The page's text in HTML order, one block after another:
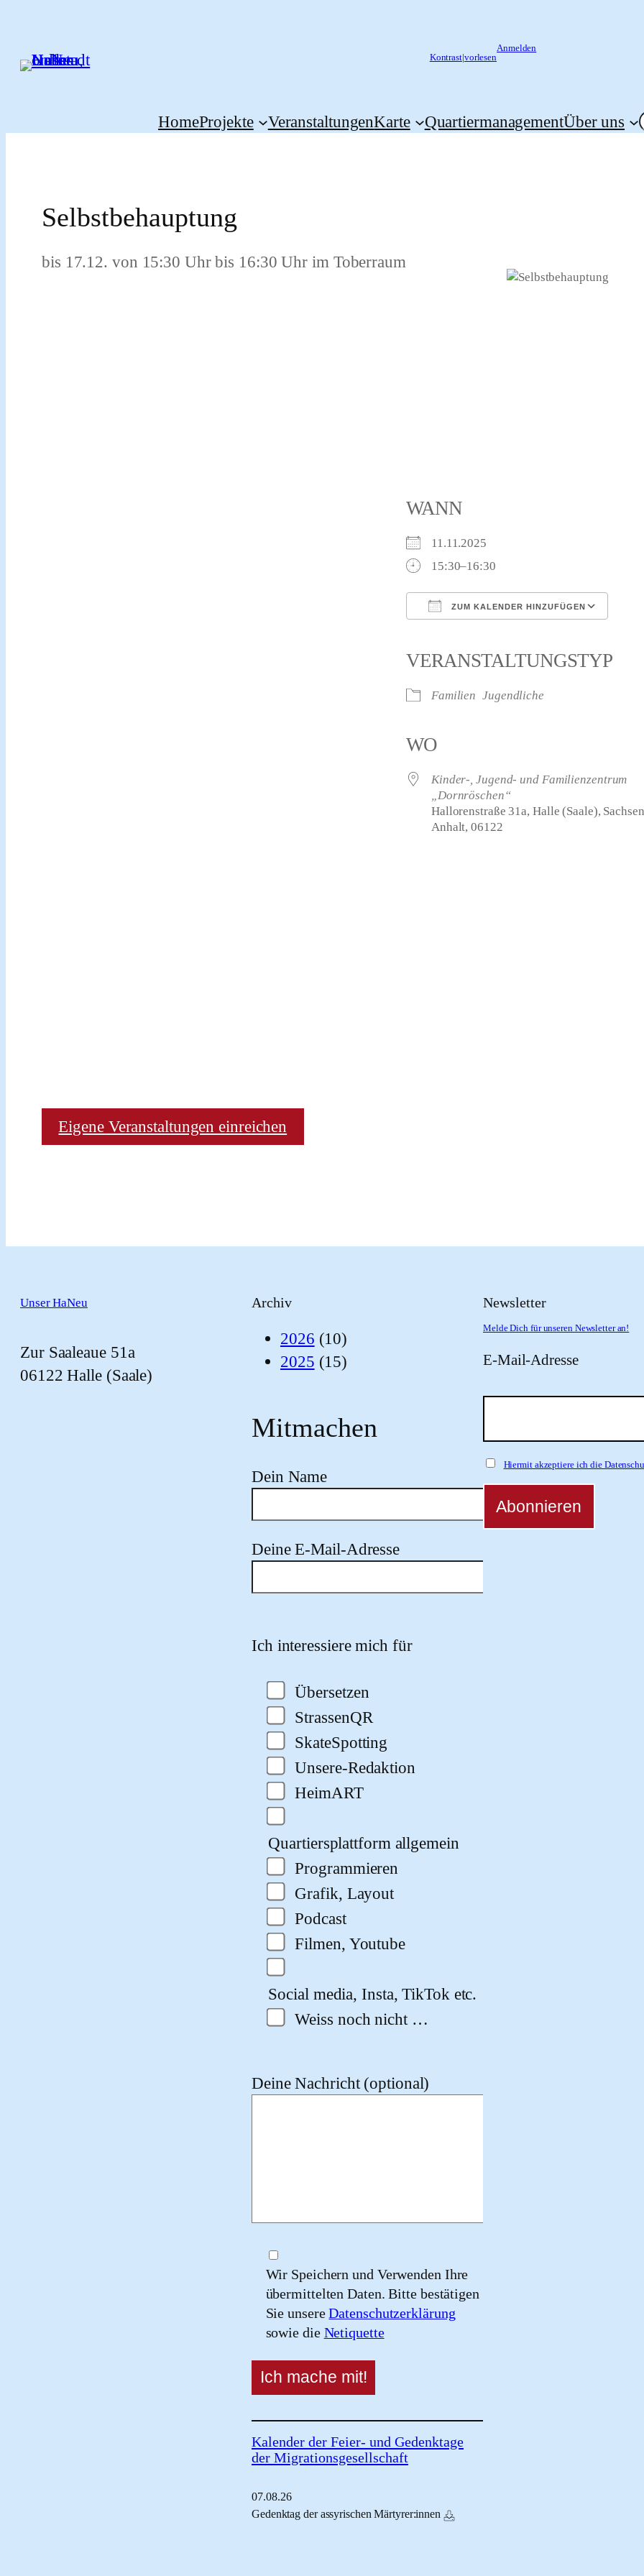
springen
Kontrast| vorlesen
Anmelden
HomeProjekte VeranstaltungenKarte QuartiermanagementÜber uns
Selbstbehauptung
bis 17.12. von 15:30 Uhr bis 16:30 Uhr im Toberraum
WANN
11.11.2025
15:30–16:30
ZUM KALENDER HINZUFÜGEN
VERANSTALTUNGSTYP
Familien Jugendliche
WO
Kinder-, Jugend- und Familienzentrum
„Dornröschen“
Hallorenstraße 31a, Halle (Saale),
Anhalt, 06122
Eigene Veranstaltungen einreichen
Unser HaNeu
Zur Saaleaue 51a
06122 Halle (Saale)
Archiv
2026 (10)
2025 (15)
Mitmachen
Dein Name
Deine E-Mail-Adresse
Ich interessiere mich für
Übersetzen
StrassenQR
SkateSpotting
Unsere-Redaktion
HeimART
Quartiersplattform allgemein
Programmieren
Grafik, Layout
Podcast
Filmen, Youtube
Social media, Insta, TikTok etc.
Weiss noch nicht …
Deine Nachricht (optional)
Wir Speichern und Verwenden Ihre
übermittelten Daten. Bitte bestätigen
Sie unsereDatenschutzerklärung
sowie die Netiquette
Kalender der Feier- und Gedenktage
der Migrationsgesellschaft
07.08.26
Gedenktag der assyrischen Märtyrer:innen
Newsletter
Melde Dich für unseren Newsletter an!
E-Mail-Adresse
Hiermit akzeptiere ich die